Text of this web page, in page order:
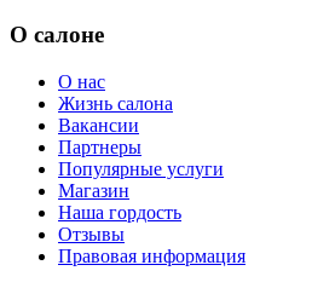
О салоне
О нас
Жизнь салона
Вакансии
Партнеры
Популярные услуги
Магазин
Наша гордость
Отзывы
Правовая информация